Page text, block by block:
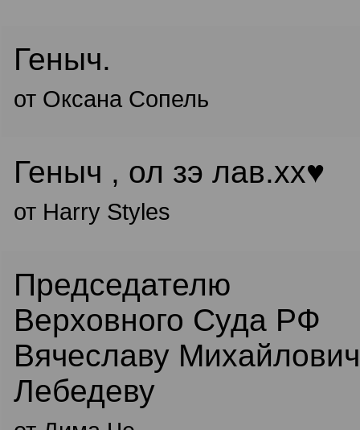
Геныч.
от Оксана Сопель
Геныч , ол зэ лав.хх♥
от Harry Styles
Председателю
Верховного Суда РФ
Вячеславу
Лебедеву